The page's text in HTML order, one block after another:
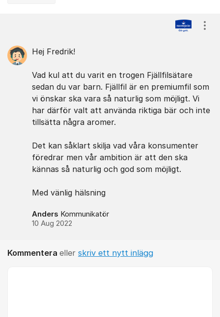
Hej Fredrik!
Vad kul att du varit en trogen Fjällfilsätare
sedan du var barn. Fjällfil är en premiumfil som
vi önskar ska vara så naturlig som möjligt. Vi
har därför valt att använda riktiga bär och inte
tillsätta några aromer.
Det kan såklart skilja vad våra konsumenter
föredrar men vår ambition är att den ska
kännas så naturlig och god som möjligt.
Med vänlig hälsning
Anders Kommunikatör
10 Aug 2022
Kommentera eller skriv ett nytt inlägg